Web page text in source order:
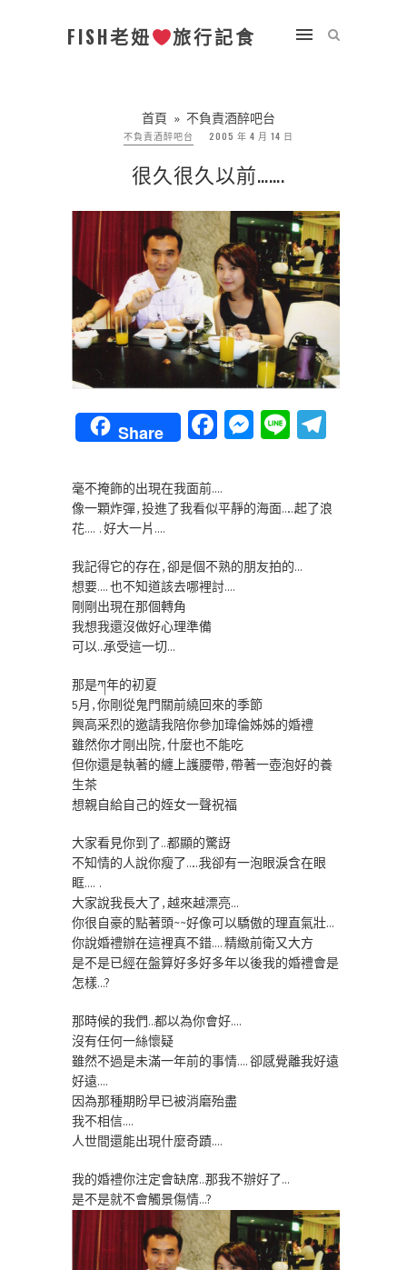
FISH老妞 旅行記食
首頁 » 不負責酒醉吧台
不負責酒醉吧台
2005 年 4 月 14 日
很久很久以前…….
Share Facebook
Messenger
Line
毫不掩飾的出現在我面前….
像一顆炸彈,投進了我看似平靜的海面……起了浪
花…..好大一片….
我記得它的存在,卻是個不熟的朋友拍的…
想要….也不知道該去哪裡討….
剛剛出現在那個轉角
我想我還沒做好心理準備
可以…承受這一切…
那是ཀ年的初夏
5月,你剛從鬼門關前繞回來的季節
興高采烈的邀請我陪你參加瑋倫姊姊的婚禮
雖然你才剛出院,什麼也不能吃
但你還是執著的纏上護腰帶,帶著一壺泡好的養
生茶
想親自給自己的姪女一聲祝福
大家看見你到了…都顯的驚訝
不知情的人說你瘦了……我卻有一泡眼淚含在眼
眶…..
大家說我長大了,越來越漂亮…
你很自豪的點著頭~~好像可以驕傲的理直氣壯…
你說婚禮辦在這裡真不錯….精緻前衛又大方
是不是已經在盤算好多好多年以後我的婚禮會是
怎樣…?
那時候的我們…都以為你會好….
沒有任何一絲懷疑
雖然不過是未滿一年前的事情….卻感覺離我好遠
好遠….
因為那種期盼早已被消磨殆盡
我不相信….
人世間還能出現什麼奇蹟….
我的婚禮你注定會缺席…那我不辦好了…
是不是就不會觸景傷情…?